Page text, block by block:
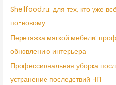
Shellfood.ru: для тех, кто уже
по-новому
Перетяжка мягкой мебели:
обновлению интерьера
Профессиональная уборка
устранение последствий ЧП